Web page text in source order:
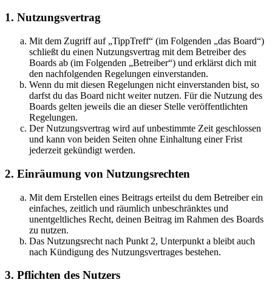
1. Nutzungsvertrag
Mit dem Zugriff auf „TippTreff“ (im Folgenden „das Board“)
schließt du einen Nutzungsvertrag mit dem Betreiber des
Boards ab (im Folgenden „Betreiber“) und erklärst dich mit
den nachfolgenden Regelungen einverstanden.
Wenn du mit diesen Regelungen nicht einverstanden bist, so
darfst du das Board nicht weiter nutzen. Für die Nutzung des
Boards gelten jeweils die an dieser Stelle veröffentlichten
Regelungen.
Der Nutzungsvertrag wird auf unbestimmte Zeit geschlossen
und kann von beiden Seiten ohne Einhaltung einer Frist
jederzeit gekündigt werden.
2. Einräumung von Nutzungsrechten
Mit dem Erstellen eines Beitrags erteilst du dem Betreiber ein
einfaches, zeitlich und räumlich unbeschränktes und
unentgeltliches Recht, deinen Beitrag im Rahmen des Boards
zu nutzen.
Das Nutzungsrecht nach Punkt 2, Unterpunkt a bleibt auch
nach Kündigung des Nutzungsvertrages bestehen.
3. Pflichten des Nutzers